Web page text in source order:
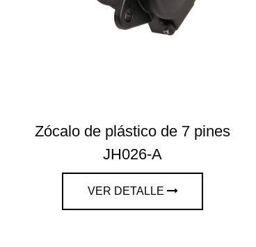
Zócalo de plástico de 7 pines
JH026-A
VER DETALLE